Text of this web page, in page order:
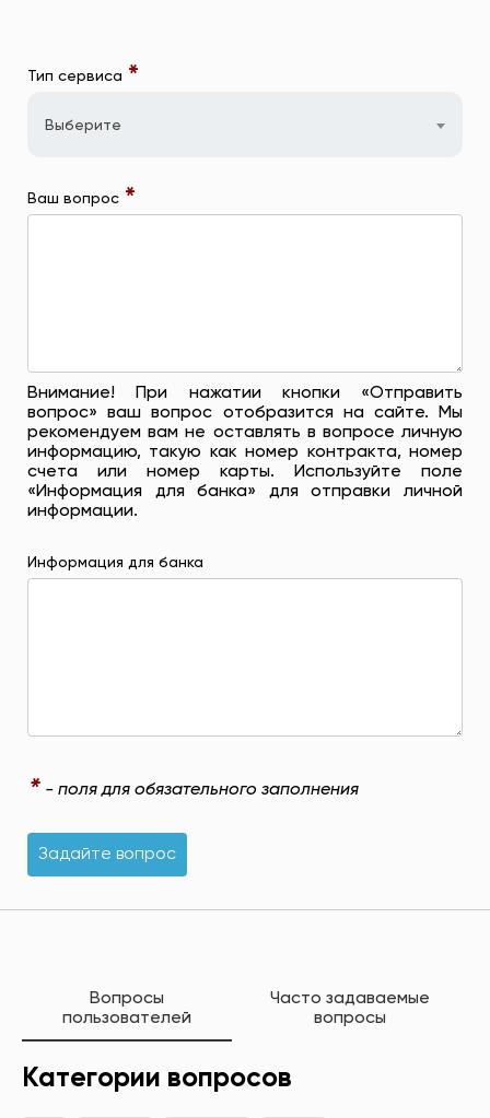
Тип сервиса *
Выберите
Ваш вопрос *
Внимание! При нажатии кнопки «Отправить
вопрос» ваш вопрос отобразится на сайте. Мы
рекомендуем вам не оставлять в вопросе личную
информацию, такую ​​как номер контракта, номер
счета или номер карты. Используйте поле
«Информация для банка» для отправки личной
информации.
Информация для банка
* - поля для обязательного заполнения
Задайте вопрос
Вопросы
пользователей
Часто задаваемые
вопросы
Категории вопросов